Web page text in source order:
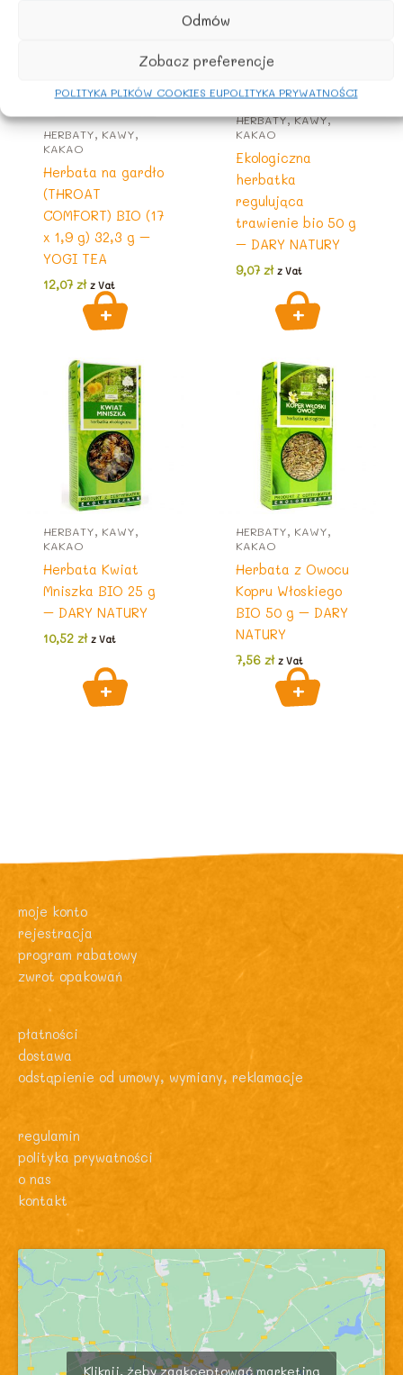
Odmów
Zobacz preferencje
POLITYKA PLIKÓW COOKIES EUPOLITYKA PRYWATNOŚCI
HERBATY, KAWY,
KAKAO
Herbata na gardło
(THROAT
COMFORT) BIO (17
x 1,9 g) 32,3 g –
YOGI TEA
12,07zł z Vat
HERBATY, KAWY,
KAKAO
Ekologiczna
herbatka
regulująca
trawienie bio 50 g
– DARY NATURY
9,07zł z Vat
HERBATY, KAWY,
KAKAO
Herbata Kwiat
Mniszka BIO 25 g
– DARY NATURY
10,52 zł z Vat
HERBATY, KAWY,
KAKAO
Herbata z Owocu
Kopru Włoskiego
BIO 50 g – DARY
NATURY
7,56 zł z Vat
moje konto
rejestracja
program rabatowy
zwrot opakowań
płatności
dostawa
odstąpienie od umowy, wymiany, reklamacje
regulamin
polityka prywatności
o nas
kontakt
Kliknij, żeby zaakceptować marketing